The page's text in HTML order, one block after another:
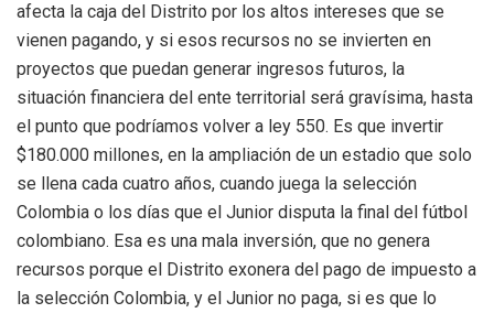
afecta la caja del Distrito por los altos intereses que se
vienen pagando, y si esos recursos no se invierten en
proyectos que puedan generar ingresos futuros, la
situación financiera del ente territorial será gravísima, hasta
el punto que podríamos volver a ley 550. Es que invertir
$180.000 millones, en la ampliación de un estadio que solo
se llena cada cuatro años, cuando juega la selección
Colombia o los días que el Junior disputa la final del fútbol
colombiano. Esa es una mala inversión, que no genera
recursos porque el Distrito exonera del pago de impuesto a
la selección Colombia, y el Junior no paga, si es que lo